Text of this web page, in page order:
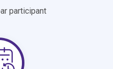
participant